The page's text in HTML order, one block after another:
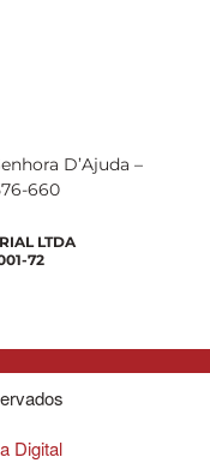
D’Ajuda –
660
LTDA
72
Digital